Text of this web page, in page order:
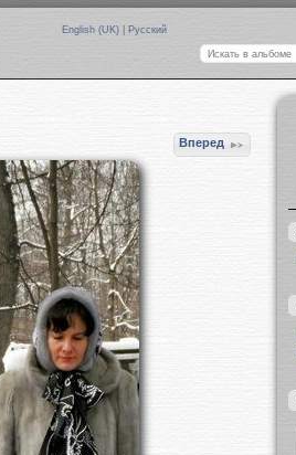
English (UK)
Русский
Вперед